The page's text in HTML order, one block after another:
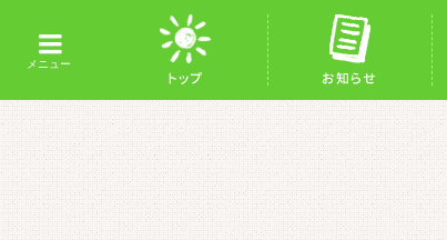
トップ お知らせ